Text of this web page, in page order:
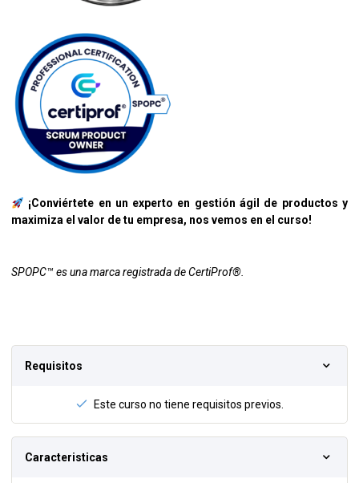
¡Conviértete en un experto en gestión ágil de productos y
maximiza el valor de tu empresa, nos vemos en el curso!
SPOPC™ es una marca registrada de CertiProf®.
Requisitos
Este curso no tiene requisitos previos.
Caracteristicas